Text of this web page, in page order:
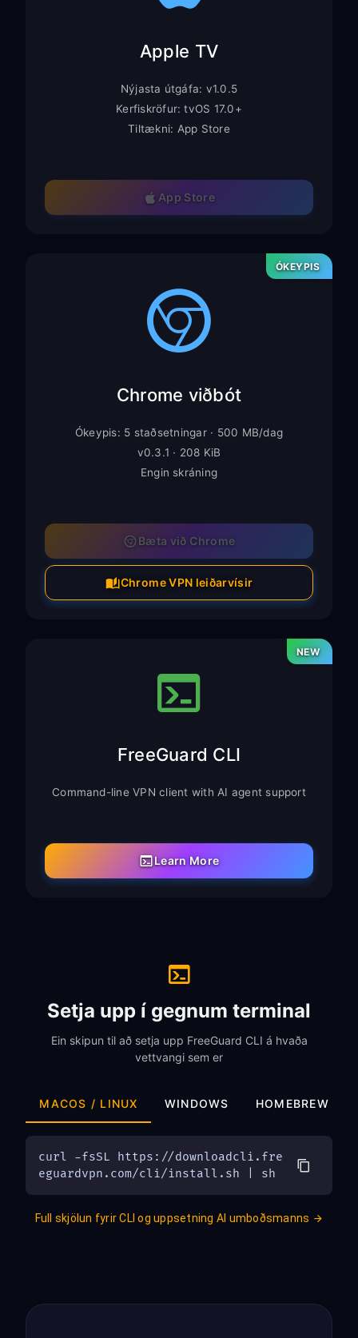
Apple TV
Nýjasta útgáfa: v1.0.5
Kerfiskröfur: tvOS 17.0+
Tiltækni: App Store
App Store
ÓKEYPIS
Chrome viðbót
Ókeypis: 5 staðsetningar · 500 MB/dag
v0.3.1 · 208 KiB
Engin skráning
Bæta við Chrome
Chrome VPN leiðarvísir
NEW
FreeGuard CLI
Command-line VPN client with AI agent support
Learn More
Setja upp í gegnum terminal
Ein skipun til að setja upp FreeGuard CLI á hvaða
vettvangi sem er
MACOS / LINUX WINDOWS HOMEBREW
curl -fsSL https://downloadcli.fre
eguardvpn.com/cli/install.sh | sh
Full skjölun fyrir CLI og uppsetning AI umboðsmanns